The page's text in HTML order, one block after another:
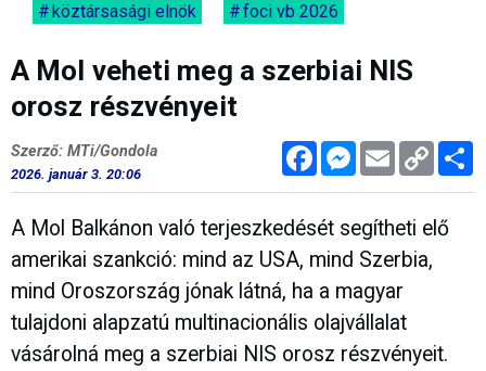
köztársasági elnök foci vb 2026
A Mol veheti meg a szerbiai NIS
orosz részvényeit
FacebookMessenger
Email Copy
Link
Szerző: MTi/Gondola
2026. január 3. 20:06
A Mol Balkánon való terjeszkedését segítheti elő
amerikai szankció: mind az USA, mind Szerbia,
mind Oroszország jónak látná, ha a magyar
tulajdoni alapzatú multinacionális olajvállalat
vásárolná meg a szerbiai NIS orosz részvényeit.